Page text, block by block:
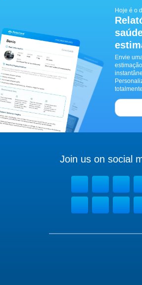
Hoje é o
Envie
Join us on social